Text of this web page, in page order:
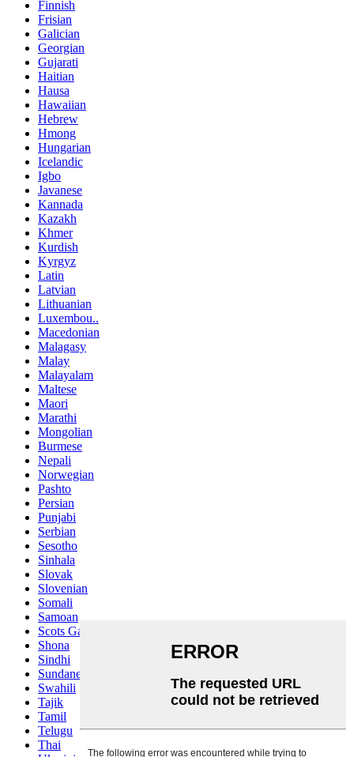
Finnish
Frisian
Galician
Georgian
Gujarati
Haitian
Hausa
Hawaiian
Hebrew
Hmong
Hungarian
Icelandic
Igbo
Javanese
Kannada
Kazakh
Khmer
Kurdish
Kyrgyz
Latin
Latvian
Lithuanian
Luxembou..
Macedonian
Malagasy
Malay
Malayalam
Maltese
Maori
Marathi
Mongolian
Burmese
Nepali
Norwegian
Pashto
Persian
Punjabi
Serbian
Sesotho
Sinhala
Slovak
Slovenian
Somali
Samoan
Scots Gaelic
Shona
Sindhi
Sundanese
Swahili
Tajik
Tamil
Telugu
Thai